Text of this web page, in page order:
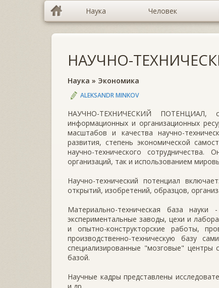
Наука Человек
НАУЧНО-
Наука » Экономика
ALEKSANDR MINKOV
НАУЧНО-ТЕХНИЧЕСКИЙ ПОТЕНЦИАЛ,
информационных и организационных
масштабов и качества научно-
развития, степень экономической
научно-технического сотрудничества.
организаций, так и использованием
Научно-технический потенциал
открытий, изобретений, образцов,
Материально-техническая база
экспериментальные заводы, цехи и
и опытно-конструкторские работы,
производственно-техническую базу
специализированные "мозговые"
базой.
Научные кадры представлены